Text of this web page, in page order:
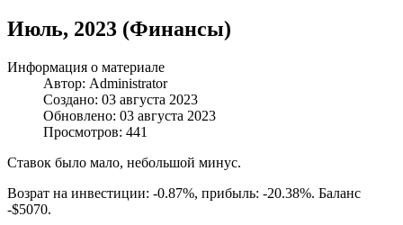
Июль, 2023 (Финансы)
Информация о материале
Автор: Administrator
Создано: 03 августа 2023
Обновлено: 03 августа 2023
Просмотров: 441
Ставок было мало, небольшой минус.
Возрат на инвестиции: -0.87%, прибыль: -20.38%. Баланс
-$5070.